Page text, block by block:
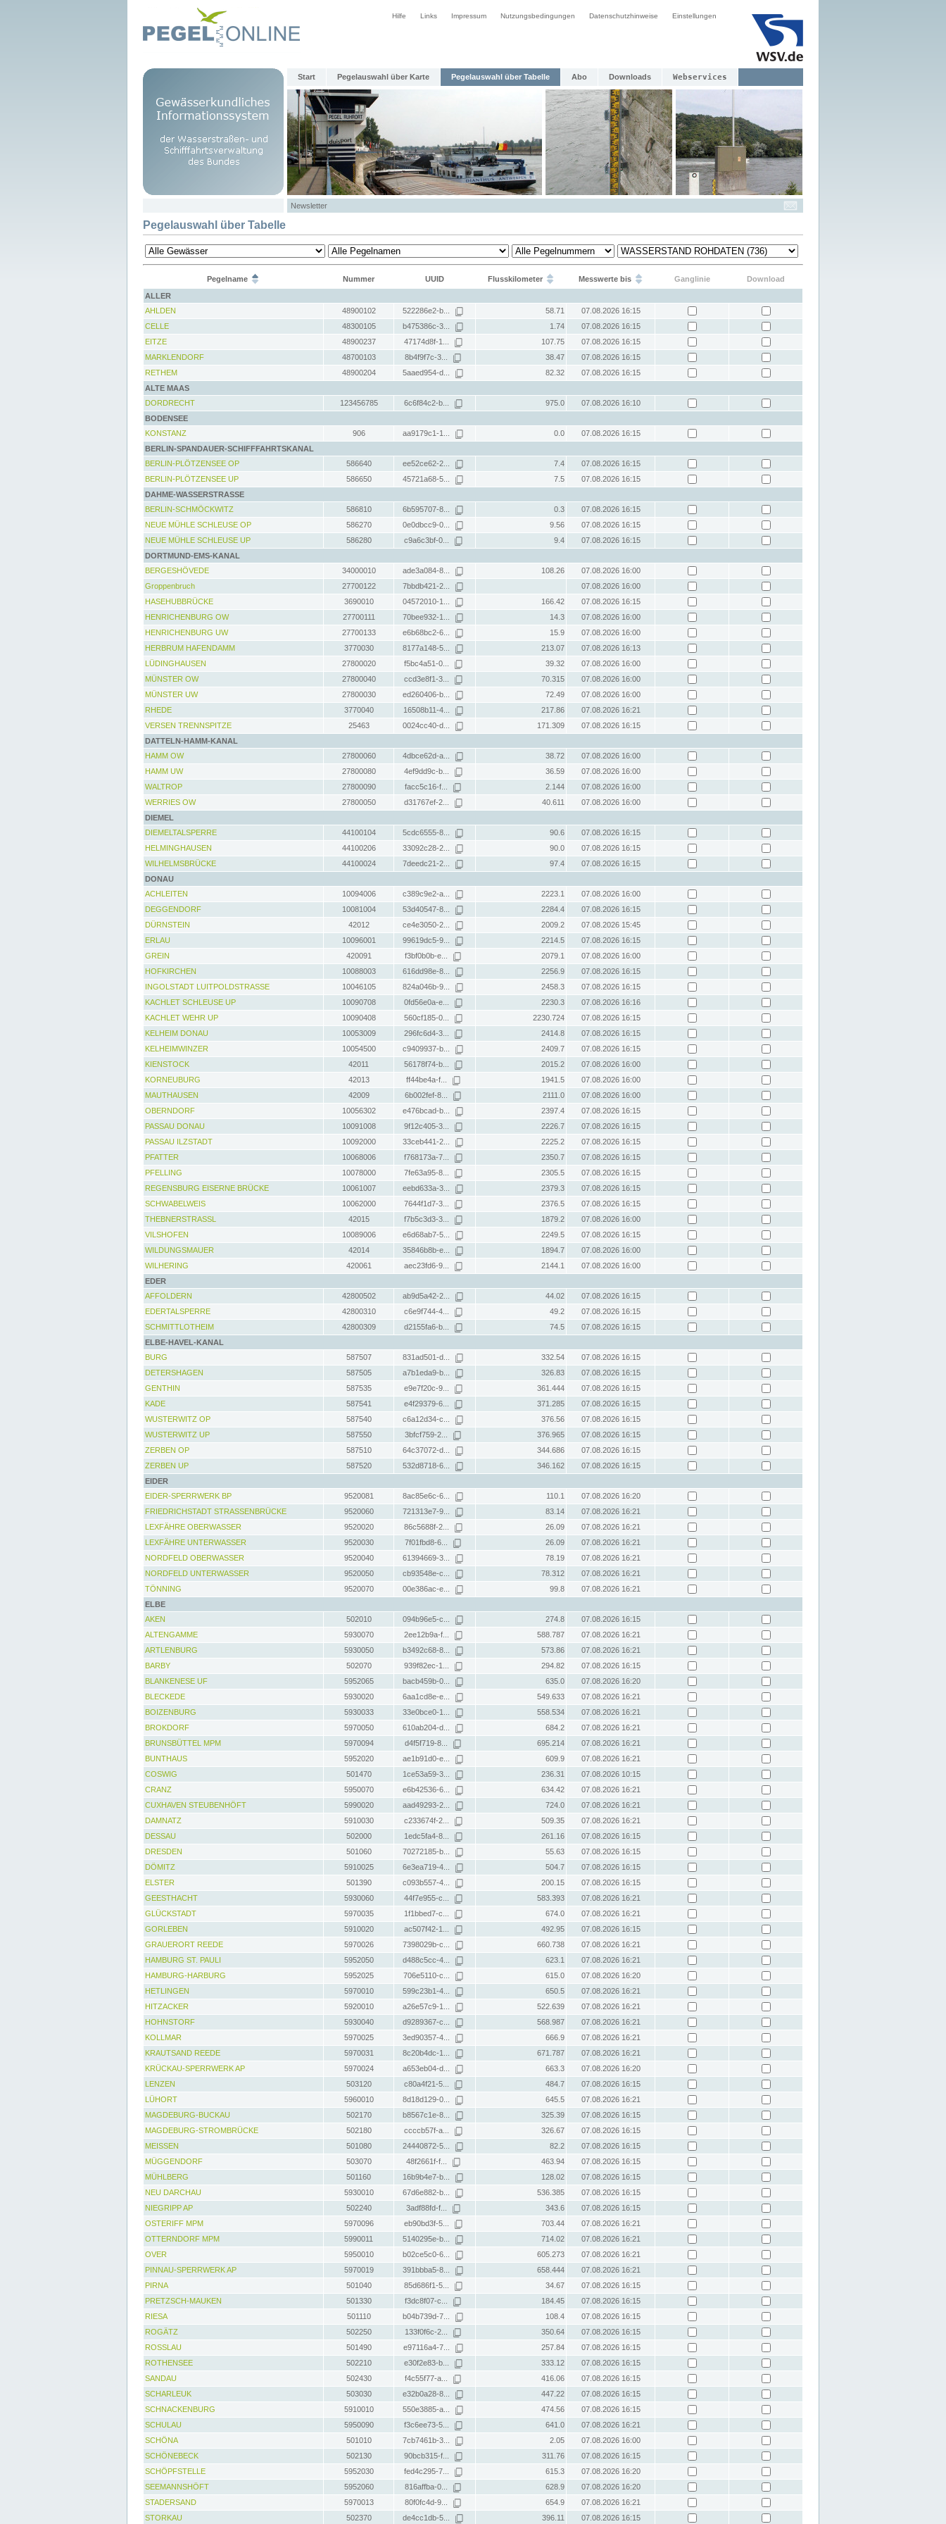
Hilfe Links Impressum Nutzungsbedingungen Datenschutzhinweise Einstellungen
Start Pegelauswahl über Karte Pegelauswahl über Tabelle Abo Downloads Webservices
Newsletter
Pegelauswahl über Tabelle
Pegelname Nummer UUID Flusskilometer Messwerte bis Ganglinie
Download
ALLER
AHLDEN
48900102 522286e2-b... 58.71
07.08.2026 16:15
CELLE
48300105 b475386c-3... 1.74
07.08.2026 16:15
EITZE
48900237 47174d8f-1... 107.75
07.08.2026 16:15
MARKLENDORF
48700103 8b4f9f7c-3... 38.47
07.08.2026 16:15
RETHEM
48900204 5aaed954-d... 82.32
07.08.2026 16:15
ALTE MAAS
DORDRECHT
123456785 6c6f84c2-b... 975.0
07.08.2026 16:10
BODENSEE
KONSTANZ
906 aa9179c1-1... 0.0
07.08.2026 16:15
BERLIN-SPANDAUER-SCHIFFFAHRTSKANAL
BERLIN-PLÖTZENSEE OP
586640 ee52ce62-2... 7.4
07.08.2026 16:15
BERLIN-PLÖTZENSEE UP
586650 45721a68-5... 7.5
07.08.2026 16:15
DAHME-WASSERSTRASSE
BERLIN-SCHMÖCKWITZ
586810 6b595707-8... 0.3
07.08.2026 16:15
NEUE MÜHLE SCHLEUSE OP
586270 0e0dbcc9-0... 9.56
07.08.2026 16:15
NEUE MÜHLE SCHLEUSE UP
586280 c9a6c3bf-0... 9.4
07.08.2026 16:15
DORTMUND-EMS-KANAL
BERGESHÖVEDE
34000010 ade3a084-8... 108.26
07.08.2026 16:00
Groppenbruch
27700122 7bbdb421-2...
07.08.2026 16:00
HASEHUBBRÜCKE
3690010 04572010-1... 166.42
07.08.2026 16:15
HENRICHENBURG OW
27700111 70bee932-1... 14.3
07.08.2026 16:00
HENRICHENBURG UW
27700133 e6b68bc2-6... 15.9
07.08.2026 16:00
HERBRUM HAFENDAMM
3770030 8177a148-5... 213.07
07.08.2026 16:13
LÜDINGHAUSEN
27800020 f5bc4a51-0... 39.32
07.08.2026 16:00
MÜNSTER OW
27800040 ccd3e8f1-3... 70.315
07.08.2026 16:00
MÜNSTER UW
27800030 ed260406-b... 72.49
07.08.2026 16:00
RHEDE
3770040 16508b11-4... 217.86
07.08.2026 16:21
VERSEN TRENNSPITZE
25463 0024cc40-d... 171.309
07.08.2026 16:15
DATTELN-HAMM-KANAL
HAMM OW
27800060 4dbce62d-a... 38.72
07.08.2026 16:00
HAMM UW
27800080 4ef9dd9c-b... 36.59
07.08.2026 16:00
WALTROP
27800090 facc5c16-f... 2.144
07.08.2026 16:00
WERRIES OW
27800050 d31767ef-2... 40.611
07.08.2026 16:00
DIEMEL
DIEMELTALSPERRE
44100104 5cdc6555-8... 90.6
07.08.2026 16:15
HELMINGHAUSEN
44100206 33092c28-2... 90.0
07.08.2026 16:15
WILHELMSBRÜCKE
44100024 7deedc21-2... 97.4
07.08.2026 16:15
DONAU
ACHLEITEN
10094006 c389c9e2-a... 2223.1
07.08.2026 16:00
DEGGENDORF
10081004 53d40547-8... 2284.4
07.08.2026 16:15
DÜRNSTEIN
42012 ce4e3050-2... 2009.2
07.08.2026 15:45
ERLAU
10096001 99619dc5-9... 2214.5
07.08.2026 16:15
GREIN
420091 f3bf0b0b-e... 2079.1
07.08.2026 16:00
HOFKIRCHEN
10088003 616dd98e-8... 2256.9
07.08.2026 16:15
INGOLSTADT LUITPOLDSTRASSE
10046105 824a046b-9... 2458.3
07.08.2026 16:15
KACHLET SCHLEUSE UP
10090708 0fd56e0a-e... 2230.3
07.08.2026 16:16
KACHLET WEHR UP
10090408 560cf185-0... 2230.724
07.08.2026 16:15
KELHEIM DONAU
10053009 296fc6d4-3... 2414.8
07.08.2026 16:15
KELHEIMWINZER
10054500 c9409937-b... 2409.7
07.08.2026 16:15
KIENSTOCK
42011 56178f74-b... 2015.2
07.08.2026 16:00
KORNEUBURG
42013 ff44be4a-f... 1941.5
07.08.2026 16:00
MAUTHAUSEN
42009 6b002fef-8... 2111.0
07.08.2026 16:00
OBERNDORF
10056302 e476bcad-b... 2397.4
07.08.2026 16:15
PASSAU DONAU
10091008 9f12c405-3... 2226.7
07.08.2026 16:15
PASSAU ILZSTADT
10092000 33ceb441-2... 2225.2
07.08.2026 16:15
PFATTER
10068006 f768173a-7... 2350.7
07.08.2026 16:15
PFELLING
10078000 7fe63a95-8... 2305.5
07.08.2026 16:15
REGENSBURG EISERNE BRÜCKE
10061007 eebd633a-3... 2379.3
07.08.2026 16:15
SCHWABELWEIS
10062000 7644f1d7-3... 2376.5
07.08.2026 16:15
THEBNERSTRASSL
42015 f7b5c3d3-3... 1879.2
07.08.2026 16:00
VILSHOFEN
10089006 e6d68ab7-5... 2249.5
07.08.2026 16:15
WILDUNGSMAUER
42014 35846b8b-e... 1894.7
07.08.2026 16:00
WILHERING
420061 aec23fd6-9... 2144.1
07.08.2026 16:00
EDER
AFFOLDERN
42800502 ab9d5a42-2... 44.02
07.08.2026 16:15
EDERTALSPERRE
42800310 c6e9f744-4... 49.2
07.08.2026 16:15
SCHMITTLOTHEIM
42800309 d2155fa6-b... 74.5
07.08.2026 16:15
ELBE-HAVEL-KANAL
BURG
587507 831ad501-d... 332.54
07.08.2026 16:15
DETERSHAGEN
587505 a7b1eda9-b... 326.83
07.08.2026 16:15
GENTHIN
587535 e9e7f20c-9... 361.444
07.08.2026 16:15
KADE
587541 e4f29379-6... 371.285
07.08.2026 16:15
WUSTERWITZ OP
587540 c6a12d34-c... 376.56
07.08.2026 16:15
WUSTERWITZ UP
587550 3bfcf759-2... 376.965
07.08.2026 16:15
ZERBEN OP
587510 64c37072-d... 344.686
07.08.2026 16:15
ZERBEN UP
587520 532d8718-6... 346.162
07.08.2026 16:15
EIDER
EIDER-SPERRWERK BP
9520081 8ac85e6c-6... 110.1
07.08.2026 16:20
FRIEDRICHSTADT STRASSENBRÜCKE
9520060 721313e7-9... 83.14
07.08.2026 16:21
LEXFÄHRE OBERWASSER
9520020 86c5688f-2... 26.09
07.08.2026 16:21
LEXFÄHRE UNTERWASSER
9520030 7f01fbd8-6... 26.09
07.08.2026 16:21
NORDFELD OBERWASSER
9520040 61394669-3... 78.19
07.08.2026 16:21
NORDFELD UNTERWASSER
9520050 cb93548e-c... 78.312
07.08.2026 16:21
TÖNNING
9520070 00e386ac-e... 99.8
07.08.2026 16:21
ELBE
AKEN
502010 094b96e5-c... 274.8
07.08.2026 16:15
ALTENGAMME
5930070 2ee12b9a-f... 588.787
07.08.2026 16:21
ARTLENBURG
5930050 b3492c68-8... 573.86
07.08.2026 16:21
BARBY
502070 939f82ec-1... 294.82
07.08.2026 16:15
BLANKENESE UF
5952065 bacb459b-0... 635.0
07.08.2026 16:20
BLECKEDE
5930020 6aa1cd8e-e... 549.633
07.08.2026 16:21
BOIZENBURG
5930033 33e0bce0-1... 558.534
07.08.2026 16:21
BROKDORF
5970050 610ab204-d... 684.2
07.08.2026 16:21
BRUNSBÜTTEL MPM
5970094 d4f5f719-8... 695.214
07.08.2026 16:21
BUNTHAUS
5952020 ae1b91d0-e... 609.9
07.08.2026 16:21
COSWIG
501470 1ce53a59-3... 236.31
07.08.2026 10:15
CRANZ
5950070 e6b42536-6... 634.42
07.08.2026 16:21
CUXHAVEN STEUBENHÖFT
5990020 aad49293-2... 724.0
07.08.2026 16:21
DAMNATZ
5910030 c233674f-2... 509.35
07.08.2026 16:21
DESSAU
502000 1edc5fa4-8... 261.16
07.08.2026 16:15
DRESDEN
501060 70272185-b... 55.63
07.08.2026 16:15
DÖMITZ
5910025 6e3ea719-4... 504.7
07.08.2026 16:15
ELSTER
501390 c093b557-4... 200.15
07.08.2026 16:15
GEESTHACHT
5930060 44f7e955-c... 583.393
07.08.2026 16:21
GLÜCKSTADT
5970035 1f1bbed7-c... 674.0
07.08.2026 16:21
GORLEBEN
5910020 ac507f42-1... 492.95
07.08.2026 16:15
GRAUERORT REEDE
5970026 7398029b-c... 660.738
07.08.2026 16:21
HAMBURG ST. PAULI
5952050 d488c5cc-4... 623.1
07.08.2026 16:21
HAMBURG-HARBURG
5952025 706e5110-c... 615.0
07.08.2026 16:20
HETLINGEN
5970010 599c23b1-4... 650.5
07.08.2026 16:21
HITZACKER
5920010 a26e57c9-1... 522.639
07.08.2026 16:21
HOHNSTORF
5930040 d9289367-c... 568.987
07.08.2026 16:21
KOLLMAR
5970025 3ed90357-4... 666.9
07.08.2026 16:21
KRAUTSAND REEDE
5970031 8c20b4dc-1... 671.787
07.08.2026 16:21
KRÜCKAU-SPERRWERK AP
5970024 a653eb04-d... 663.3
07.08.2026 16:20
LENZEN
503120 c80a4f21-5... 484.7
07.08.2026 16:15
LÜHORT
5960010 8d18d129-0... 645.5
07.08.2026 16:21
MAGDEBURG-BUCKAU
502170 b8567c1e-8... 325.39
07.08.2026 16:15
MAGDEBURG-STROMBRÜCKE
502180 ccccb57f-a... 326.67
07.08.2026 16:15
MEISSEN
501080 24440872-5... 82.2
07.08.2026 16:15
MÜGGENDORF
503070 48f2661f-f... 463.94
07.08.2026 16:15
MÜHLBERG
501160 16b9b4e7-b... 128.02
07.08.2026 16:15
NEU DARCHAU
5930010 67d6e882-b... 536.385
07.08.2026 16:15
NIEGRIPP AP
502240 3adf88fd-f... 343.6
07.08.2026 16:15
OSTERIFF MPM
5970096 eb90bd3f-5... 703.44
07.08.2026 16:21
OTTERNDORF MPM
5990011 5140295e-b... 714.02
07.08.2026 16:21
OVER
5950010 b02ce5c0-6... 605.273
07.08.2026 16:21
PINNAU-SPERRWERK AP
5970019 391bbba5-8... 658.444
07.08.2026 16:21
PIRNA
501040 85d686f1-5... 34.67
07.08.2026 16:15
PRETZSCH-MAUKEN
501330 f3dc8f07-c... 184.45
07.08.2026 16:15
RIESA
501110 b04b739d-7... 108.4
07.08.2026 16:15
ROGÄTZ
502250 133f0f6c-2... 350.64
07.08.2026 16:15
ROSSLAU
501490 e97116a4-7... 257.84
07.08.2026 16:15
ROTHENSEE
502210 e30f2e83-b... 333.12
07.08.2026 16:15
SANDAU
502430 f4c55f77-a... 416.06
07.08.2026 16:15
SCHARLEUK
503030 e32b0a28-8... 447.22
07.08.2026 16:15
SCHNACKENBURG
5910010 550e3885-a... 474.56
07.08.2026 16:15
SCHULAU
5950090 f3c6ee73-5... 641.0
07.08.2026 16:21
SCHÖNA
501010 7cb7461b-3... 2.05
07.08.2026 16:00
SCHÖNEBECK
502130 90bcb315-f... 311.76
07.08.2026 16:15
SCHÖPFSTELLE
5952030 fed4c295-7... 615.3
07.08.2026 16:20
SEEMANNSHÖFT
5952060 816affba-0... 628.9
07.08.2026 16:20
STADERSAND
5970013 80f0fc4d-9... 654.9
07.08.2026 16:21
STORKAU
502370 de4cc1db-5... 396.11 07.08.2026 16:15